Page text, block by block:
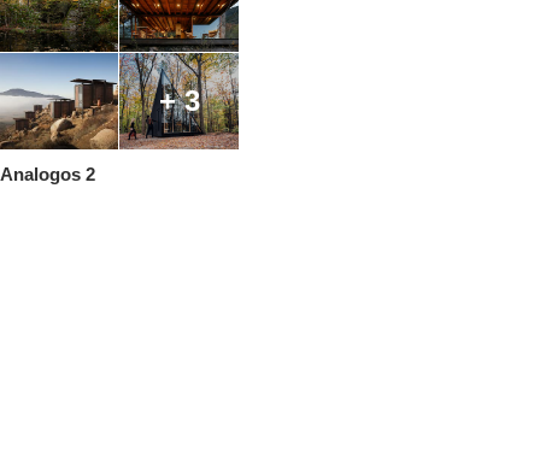
+ 3
Analogos 2